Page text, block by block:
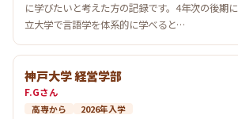
に学びたいと考えた方の記録です。4年次の後期
立大学で言語学を体系的に学べると…
神戸大学 経営学部
F.Gさん
高専から
2026年入学